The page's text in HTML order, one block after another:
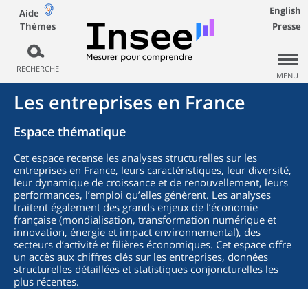
Aide
Thèmes
RECHERCHE
English
Presse
MENU
Les entreprises en France
Espace thématique
Cet espace recense les analyses structurelles sur les
entreprises en France, leurs caractéristiques, leur diversité,
leur dynamique de croissance et de renouvellement, leurs
performances, l’emploi qu’elles génèrent. Les analyses
traitent également des grands enjeux de l’économie
française (mondialisation, transformation numérique et
innovation, énergie et impact environnemental), des
secteurs d’activité et filières économiques. Cet espace offre
un accès aux chiffres clés sur les entreprises, données
structurelles détaillées et statistiques conjoncturelles les
plus récentes.